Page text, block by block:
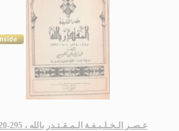
عـصـر الـخـلـيـفـة الـمـقـتـدر بالله ، 295-320 هـ . ، 907-932 م .